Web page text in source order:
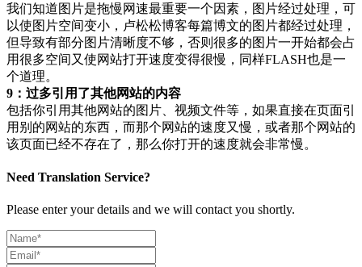
我们知道图片是拖慢网速最重要一个因素，图片经过处理，可
以使图片空间变小，卢松松博客每篇博文的图片都经过处理，
但导致有部分图片清晰度不够，否则很多的图片一开始都会占
用很多空间又使网站打开速度变得很慢，同样FLASH也是一
个道理。
9：过多引用了其他网站的内容
包括你引用其他网站的图片、视频文件等，如果直接在页面引
用别的网站的东西，而那个网站的速度又慢，或者那个网站的
该页面已经不存在了，那么你打开的速度就会非常慢。
Need Translation Service?
Please enter your details and we will contact you shortly.